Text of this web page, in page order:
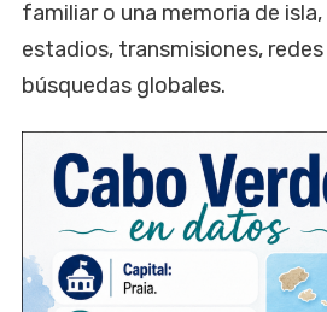
familiar o una memoria de isla,
estadios, transmisiones,
búsquedas globales.